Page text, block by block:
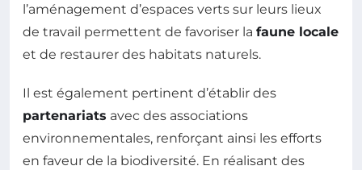
l’aménagement d’espaces verts sur leurs lieux
de travail permettent de favoriser la faune locale
et de restaurer des habitats naturels.
Il est également pertinent d’établir des
partenariats avec des associations
environnementales, renforçant ainsi les efforts
en faveur de la biodiversité. En réalisant des